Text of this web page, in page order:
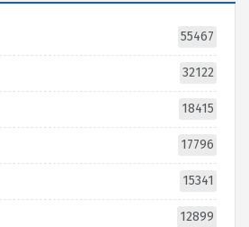
55467
32122
18415
17796
15341
12899